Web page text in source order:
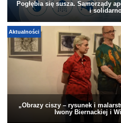
Pogłębia się susza. Samorządy
i
Aktualności
„Obrazy ciszy – rysunek i
Iwony Biernackiej i